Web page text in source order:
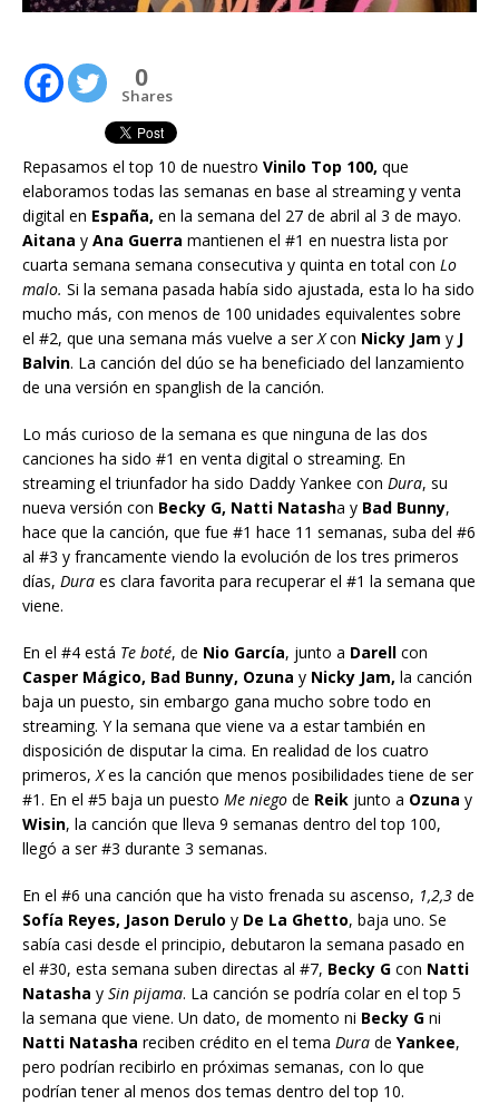
0
Shares
Repasamos el top 10 de nuestro Vinilo Top 100, que
elaboramos todas las semanas en base al streaming y venta
digital en España, en la semana del 27 de abril al 3 de mayo.
Aitana y Ana Guerra mantienen el #1 en nuestra lista por
cuarta semana semana consecutiva y quinta en total con Lo
malo. Si la semana pasada había sido ajustada, esta lo ha sido
mucho más, con menos de 100 unidades equivalentes sobre
el #2, que una semana más vuelve a serXcon Nicky Jam y J
Balvin. La canción del dúo se ha beneficiado del lanzamiento
de una versión en spanglish de la canción.
Lo más curioso de la semana es que ninguna de las dos
canciones ha sido #1 en venta digital o streaming. En
streaming el triunfador ha sido Daddy Yankee con Dura, su
nueva versión con Becky G, Natti Natasha y Bad Bunny,
hace que la canción, que fue #1 hace 11 semanas, suba del #6
al #3 y francamente viendo la evolución de los tres primeros
días, Dura es clara favorita para recuperar el #1 la semana que
viene.
En el #4 está Te boté, de Nio García, junto a Darell con
Casper Mágico, Bad Bunny, Ozuna y Nicky Jam, la canción
baja un puesto, sin embargo gana mucho sobre todo en
streaming. Y la semana que viene va a estar también en
disposición de disputar la cima. En realidad de los cuatro
primeros,Xes la canción que menos posibilidades tiene de ser
#1. En el #5 baja un puesto Me niego de Reik junto a Ozuna y
Wisin, la canción que lleva 9 semanas dentro del top 100,
llegó a ser #3 durante 3 semanas.
En el #6 una canción que ha visto frenada su ascenso, 1,2,3 de
Sofía Reyes, Jason Derulo y De La Ghetto, baja uno. Se
sabía casi desde el principio, debutaron la semana pasado en
el #30, esta semana suben directas al #7, Becky G con Natti
Natasha y Sin pijama. La canción se podría colar en el top 5
la semana que viene. Un dato, de momento ni Becky G ni
Natti Natasha reciben crédito en el tema Dura de Yankee,
pero podrían recibirlo en próximas semanas, con lo que
podrían tener al menos dos temas dentro del top 10.